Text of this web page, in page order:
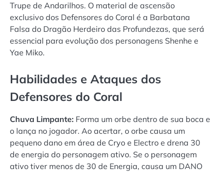
Trupe de Andarilhos. O material de ascensão
exclusivo dos Defensores do Coral é a Barbatana
Falsa do Dragão Herdeiro das Profundezas, que será
essencial para evolução dos personagens Shenhe e
Yae Miko.
Habilidades e Ataques dos
Defensores do Coral
Chuva Limpante: Forma um orbe dentro de sua boca e
o lança no jogador. Ao acertar, o orbe causa um
pequeno dano em área de Cryo e Electro e drena 30
de energia do personagem ativo. Se o personagem
ativo tiver menos de 30 de Energia, causa um DANO